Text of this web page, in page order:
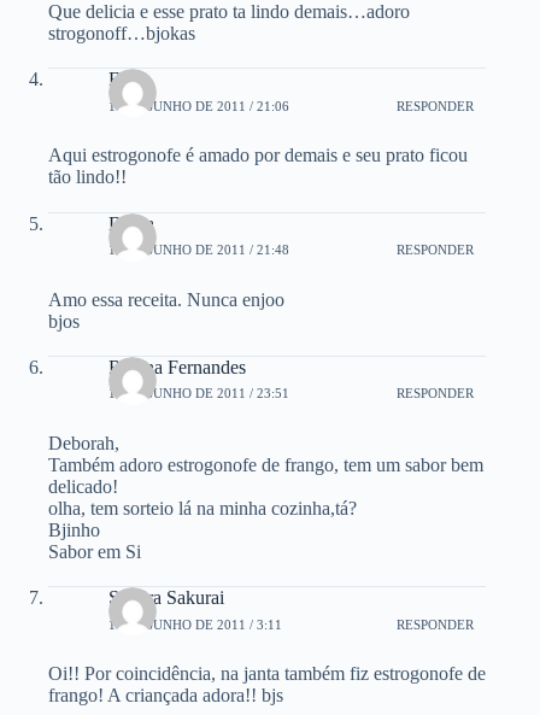
Que delicia e esse prato ta lindo demais…adoro
strogonoff…bjokas
Eli
16 DE JUNHO DE 2011 / 21:06 RESPONDER
Aqui estrogonofe é amado por demais e seu prato ficou
tão lindo!!
Diana
16 DE JUNHO DE 2011 / 21:48 RESPONDER
Amo essa receita. Nunca enjoo
bjos
Regina Fernandes
16 DE JUNHO DE 2011 / 23:51 RESPONDER
Deborah,
Também adoro estrogonofe de frango, tem um sabor bem
delicado!
olha, tem sorteio lá na minha cozinha,tá?
Bjinho
Sabor em Si
Sandra Sakurai
17 DE JUNHO DE 2011 / 3:11 RESPONDER
Oi!! Por coincidência, na janta também fiz estrogonofe de
frango! A criançada adora!! bjs